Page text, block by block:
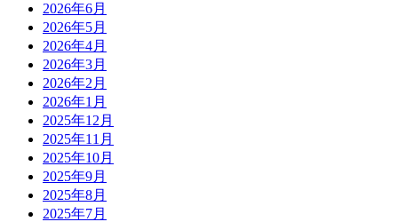
2026年6月
2026年5月
2026年4月
2026年3月
2026年2月
2026年1月
2025年12月
2025年11月
2025年10月
2025年9月
2025年8月
2025年7月